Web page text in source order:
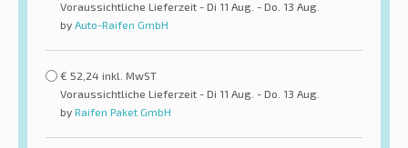
Voraussichtliche Lieferzeit - Di 11 Aug. - Do. 13 Aug.
by Auto-Raifen GmbH
€ 52,24 inkl. MwST
Voraussichtliche Lieferzeit - Di 11 Aug. - Do. 13 Aug.
by Raifen Paket GmbH